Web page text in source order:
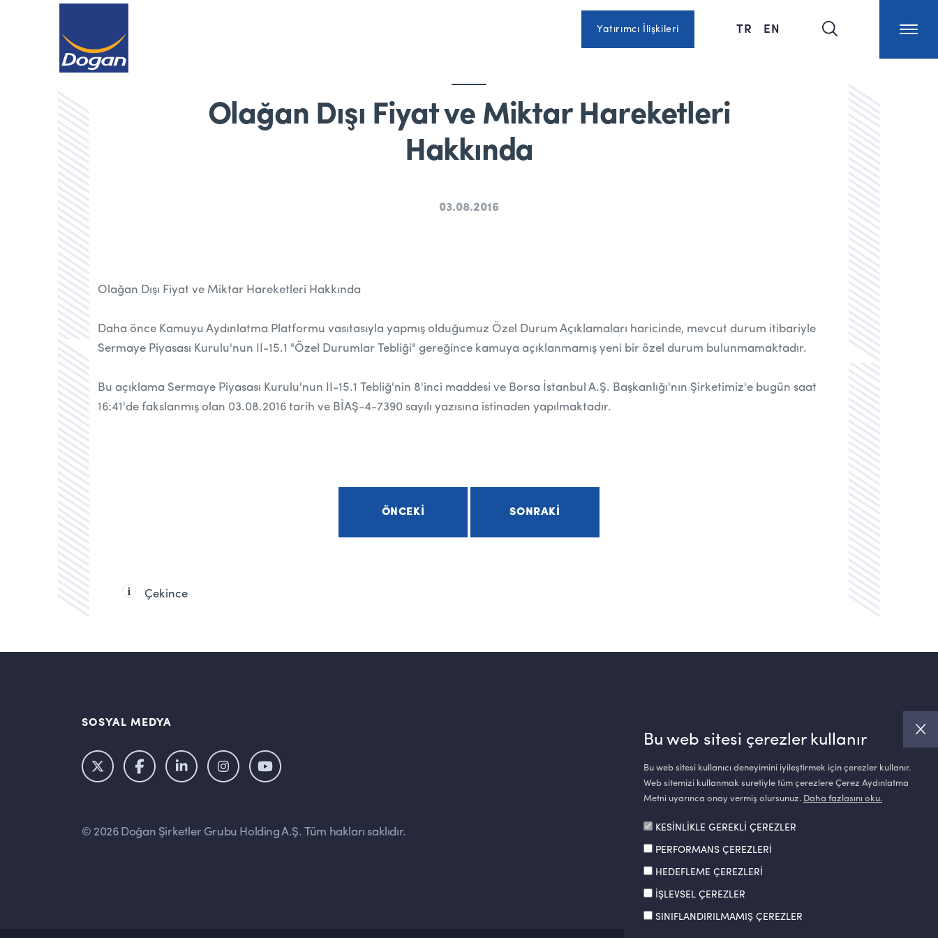
Yatırımcı İlişkileri TR EN
Olağan Dışı Fiyat ve Miktar Hareketleri
Hakkında
03.08.2016
Olağan Dışı Fiyat ve Miktar Hareketleri Hakkında
Daha önce Kamuyu Aydınlatma Platformu vasıtasıyla yapmış olduğumuz Özel Durum Açıklamaları haricinde, mevcut durum itibariyle
Sermaye Piyasası Kurulu'nun II-15.1 "Özel Durumlar Tebliği" gereğince kamuya açıklanmamış yeni bir özel durum bulunmamaktadır.
Bu açıklama Sermaye Piyasası Kurulu'nun II-15.1 Tebliğ'nin 8'inci maddesi ve Borsa İstanbul A.Ş. Başkanlığı'nın Şirketimiz'e bugün saat
16:41'de fakslanmış olan 03.08.2016 tarih ve BİAŞ-4-7390 sayılı yazısına istinaden yapılmaktadır.
ÖNCEKI SONRAKI
Çekince
SOSYAL MEDYA
© 2026 Doğan Şirketler Grubu Holding A.Ş. Tüm hakları saklıdır.
Bu web sitesi çerezler kullanır
Bu web sitesi kullanıcı deneyimini iyileştirmek için çerezler kullanır.
Web sitemizi kullanmak suretiyle tüm çerezlere Çerez Aydınlatma
Metni uyarınca onay vermiş olursunuz. Daha fazlasını oku.
KESİNLİKLE GEREKLİ ÇEREZLER
PERFORMANS ÇEREZLERİ
HEDEFLEME ÇEREZLERİ
İŞLEVSEL ÇEREZLER
SINIFLANDIRILMAMIŞ ÇEREZLER